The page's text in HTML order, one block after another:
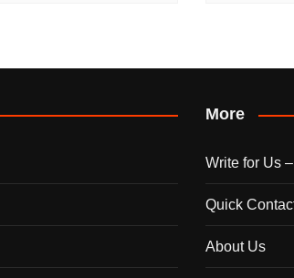
More
Write for Us
Quick
About Us